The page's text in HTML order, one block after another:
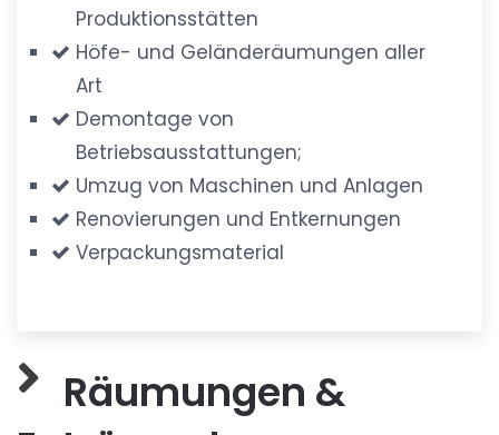
Produktionsstätten
Höfe- und Geländeräumungen aller
Art
Demontage von
Betriebsausstattungen;
Umzug von Maschinen und Anlagen
Renovierungen und Entkernungen
Verpackungsmaterial
Räumungen &